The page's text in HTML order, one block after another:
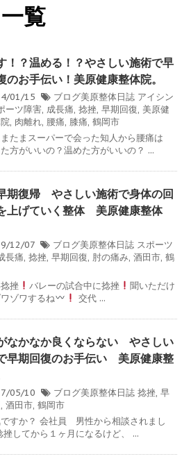
覧
！？温める！？やさしい施術で早
のお手伝い！美原健康整体院。
01/15 ブログ美原整体日誌 アイシン
ーツ障害, 成長痛, 捻挫, 早期回復, 美原健
, 肉離れ, 腰痛, 膝痛, 鶴岡市
たまスーパーで会った知人から腰痛は
た方がいいの？温めた方がいいの？ ...
期復帰 やさしい施術で身体の回
上げていく整体 美原健康整体
12/07 ブログ美原整体日誌 スポーツ
長痛, 捻挫, 早期回復, 肘の痛み, 酒田市, 鶴
挫
バレーの試合中に捻挫
聞いただけ
ゾワするね
交代 ...
なかなか良くならない やさしい
早期回復のお手伝い 美原健康整
05/10 ブログ美原整体日誌 捻挫, 早
, 酒田市, 鶴岡市
すか？ 会社員 男性から相談されまし
挫してから１ヶ月になるけど、 ...